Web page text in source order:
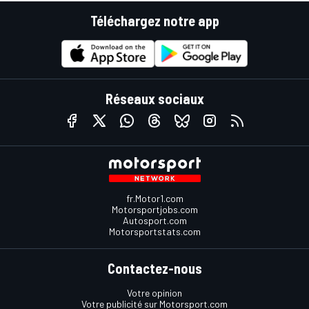
Téléchargez notre app
Réseaux sociaux
fr.Motor1.com
Motorsportjobs.com
Autosport.com
Motorsportstats.com
Contactez-nous
Votre opinion
Votre publicité sur Motorsport.com